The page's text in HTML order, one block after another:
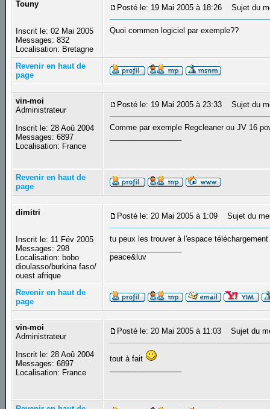
Touny
Inscrit le: 02 Mai 2005
Messages: 832
Localisation: Bretagne
Posté le: 19 Mai 2005 à 18:26 Sujet du
Quoi commen logiciel par exemple??
Revenir en haut de
page
vin-moi
Administrateur
Inscrit le: 28 Aoû 2004
Messages: 6897
Localisation: France
Posté le: 19 Mai 2005 à 23:33 Sujet du
Comme par exemple Regcleaner ou JV 16
Revenir en haut de
page
dimitri
Inscrit le: 11 Fév 2005
Messages: 298
Localisation: bobo
dioulasso/burkina faso/
ouest afrique
Posté le: 20 Mai 2005 à 1:09 Sujet du
tu peux les trouver à l'espace
peace&luv
Revenir en haut de
page
vin-moi
Administrateur
Inscrit le: 28 Aoû 2004
Messages: 6897
Localisation: France
Posté le: 20 Mai 2005 à 11:03 Sujet du
tout à fait